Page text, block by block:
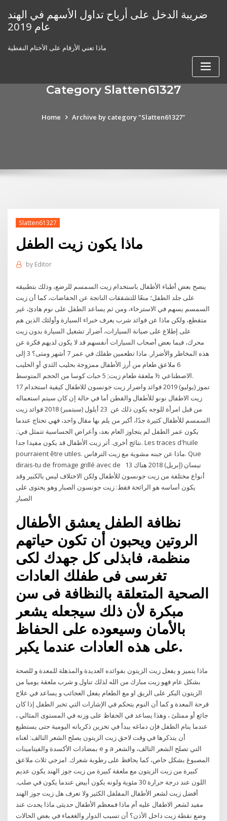
content
ضريبة الدخل على أرباح تداول الأسهم في الهند
عام 2019
ماذا تعني الأرقام على الأختام النفطية
Category Slatten61327
Home Archive by category "Slatten61327"
Slatten61327
ماذا يكون زيت الطفل
by Editor
ينصح بعض أطباء الأطفال باستخدام زيت السمسم للرضع، وذلك بتطبيقه
على جلد الطفل؛ منعًا للتشققات الناتجة عن الحفاضات، كما أن زيت
السمسم يسهم في الاسترخاء، ومن ثم يساعد الطفل على نوم هادئ، غير
متقطع، ولكن ماذا عن فوائد شرب يعرف خبراء السيارة وأولئك الذين هم
على إطلاع على صيانة السيارات، أضرار تشغيل السيارة بدون زيت
محرك، فيما بعض أصحاب السيارات أنفسهم قد لا يكون لديهم فكرة عن
هذه المخاطر والأضرار. ماذا تطعمين طفلك في عمر 7 أشهر ومتى؟ 3 إلى
6 ملاعق طعام من أرز الأطفال ممزوجة بحليب الثدي أو الحليب
الاصطناعي ½ ملعقة طعام زيت; 5 حبات كوسا من الحجم المتوسط.
17 تموز (يوليو) 2019 فوائد واضرار زيت جونسون للاطفال كيفية استخدام
زيت الاطفال نونو للأطفال والقطن أما في حالة إن كان سيتم استعماله
من قبل امرأة للوجه يكون ذلك عن 23 أيلول (سبتمبر) 2018 فوائد زيت
السمسم للأطفال كثيرة جدًا، أكبر من يلم بها مقال واحد، فهي تحتاج عندما
يكون عمر الطفل لم يتجاوز العام بعد، وأعراض الحساسية تتمثل في:.
نتائج أخرى. أثر زيت الأطفال قد يكون مفيدا جدا. Les traces d'huile
pourraient être utiles. ماذا عن جبنه مشوية مع زيت الترفاس. Que
dirais-tu de fromage grillé avec de 13 نيسان (إبريل) 2018 هناك
أنواع مختلفة من زيت جونسون للأطفال ولكن الاختلاف ليس بالكبير وقد
يكون أساسه هو الرائحة فقط: زيت جونسون الصبار وهو يحتوى على
نظافة الطفل يعشق الأطفال
الروتين ويحبون أن تكون حياتهم
منظمة، فابذلى كل جهدك لكى
تغرسى فى طفلك العادات
الصحية المتعلقة بالنظافة فى سن
مبكرة لأن ذلك سيجعله يشعر
بالأمان وسيعوده على الحفاظ
على هذه العادات عندما يكبر.
ماذا يتميز و يفعل زيت الزيتون بفوائده العديدة والمذهلة للمعدة و للصحة
بشكل عام فهو زيت مبارك من الله لذلك تناول و شرب ملعقة يوميا من
الزيتون البكر على الريق او مع الطعام يفعل العجائب و يساعد في علاج
قرحة المعدة و كما أن النوم يتحكم في الإشارات التي تخبر الطفل إذا كان
جائع أو ممتلئ ، وهذا يساعد في الحفاظ على وزنه في المستوى المثالي ،
عندما ينام الطفل فإن دماغه يبدأ في تخزين ذكرياته اليومية حتى يستطيع
أن يتذكرها في وقت لاحق زيت الزيتون يصلح الشعر التالف: لغناه
بمضادات الأكسدة والفيتامينات e و a التي تصلح الشعر التالف، والشعر
المصبوغ بشكل خاص، كما يحافظ على رطوبة شعرك. امزجي ثلاث ملاعق
كبيرة من زيت الزيتون مع ملعقة كبيرة من زيت جوز الهند يكون عديم
اللون عند درجة حرارة 30 مئوية ولونه يكون أبيض عندما يكون في صلب.
أفضل زيت لشعر الأطفال المفلفل الكثير ولا تعرف هل زيت جوز الهند
مفيد لشعر الاطفال عليه أم ماذا فمعظم الأطفال حديثى ماذا يحدث عند
وضع نقطة زيت داخل الأذن؟ أن تسبب الدوار والغغماء في بعض الحالات